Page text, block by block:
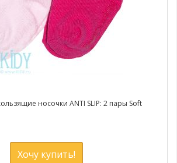
носочки ANTI SLIP: 2 пары Soft
Хочу купить!